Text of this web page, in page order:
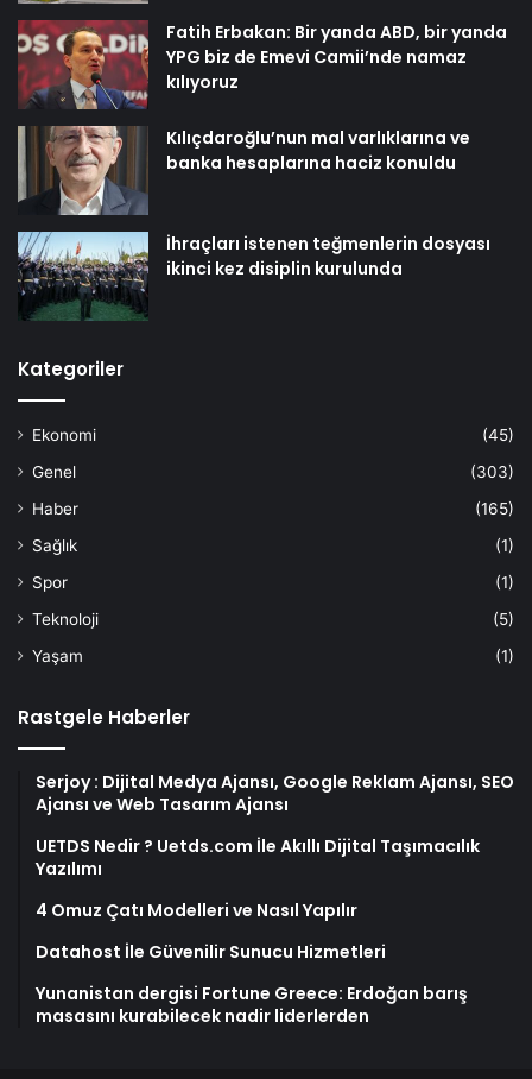
Fatih Erbakan: Bir yanda ABD, bir yanda
YPG biz de Emevi Camii’nde namaz
kılıyoruz
Kılıçdaroğlu’nun mal varlıklarına ve
banka hesaplarına haciz konuldu
İhraçları istenen teğmenlerin dosyası
ikinci kez disiplin kurulunda
Kategoriler
Ekonomi
(45)
Genel
(303)
Haber
(165)
Sağlık
(1)
Spor
(1)
Teknoloji
(5)
Yaşam
(1)
Rastgele Haberler
Serjoy : Dijital Medya Ajansı, Google Reklam Ajansı, SEO
Ajansı ve Web Tasarım Ajansı
UETDS Nedir ? Uetds.com İle Akıllı Dijital Taşımacılık
Yazılımı
4 Omuz Çatı Modelleri ve Nasıl Yapılır
Datahost İle Güvenilir Sunucu Hizmetleri
Yunanistan dergisi Fortune Greece: Erdoğan barış
masasını kurabilecek nadir liderlerden